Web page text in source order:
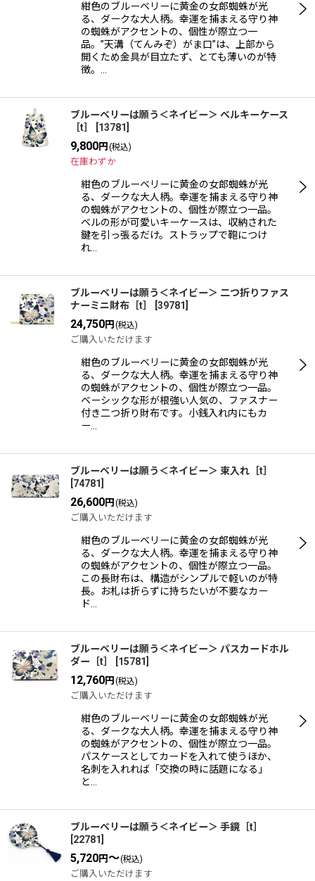
絞り込む
紺色のブルーベリーに黄金の女郎蜘蛛が光
る、ダークな大人柄。幸運を捕まえる守り神
の蜘蛛がアクセントの、個性が際立つ一
品。”天溝（てんみぞ）がま口”は、上部から
開くため金具が目立たず、とても薄いのが特
徴。…
ブルーベリーは願う＜ネイビー＞ ベルキーケース
［t］
13781
9,800円 (税込)
在庫わずか
紺色のブルーベリーに黄金の女郎蜘蛛が光
る、ダークな大人柄。幸運を捕まえる守り神
の蜘蛛がアクセントの、個性が際立つ一品。
ベルの形が可愛いキーケースは、収納された
鍵を引っ張るだけ。ストラップで鞄につけ
れ…
ブルーベリーは願う＜ネイビー＞ 二つ折りファス
ナーミニ財布［t］
39781
24,750円 (税込)
ご購入いただけます
紺色のブルーベリーに黄金の女郎蜘蛛が光
る、ダークな大人柄。幸運を捕まえる守り神
の蜘蛛がアクセントの、個性が際立つ一品。
ベーシックな形が根強い人気の、ファスナー
付き二つ折り財布です。小銭入れ内にもカ
ー…
ブルーベリーは願う＜ネイビー＞ 束入れ［t］
74781
26,600円 (税込)
ご購入いただけます
紺色のブルーベリーに黄金の女郎蜘蛛が光
る、ダークな大人柄。幸運を捕まえる守り神
の蜘蛛がアクセントの、個性が際立つ一品。
この長財布は、構造がシンプルで軽いのが特
長。お札は折らずに持ちたいが不要なカー
ド…
ブルーベリーは願う＜ネイビー＞ パスカードホル
ダー［t］
15781
12,760円 (税込)
ご購入いただけます
紺色のブルーベリーに黄金の女郎蜘蛛が光
る、ダークな大人柄。幸運を捕まえる守り神
の蜘蛛がアクセントの、個性が際立つ一品。
パスケースとしてカードを入れて使うほか、
名刺を入れれば「交換の時に話題になる」
と…
ブルーベリーは願う＜ネイビー＞ 手鏡［t］
22781
5,720円～(税込)
ご購入いただけます